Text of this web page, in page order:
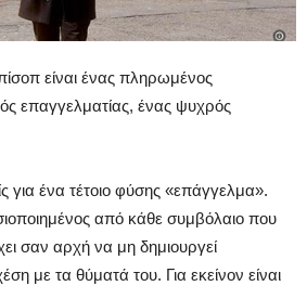
είναι ένας πληρωμένος
επαγγελματίας, ένας ψυχρός
για ένα τέτοιο φύσης «επάγγελμα».
από κάθε συμβόλαιο που
σαν αρχή να μη δημιουργεί
με τα θύματά του. Για εκείνον είναι